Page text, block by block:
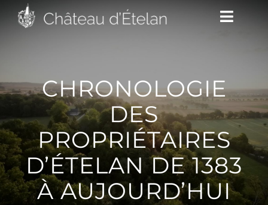
Passer
Toggle
VENIR
NOUS SUIVRE
CHRONOLOGIE
DES
PROPRIÉTAIRES
D’ÉTELAN DE 1383
À AUJOURD’HUI